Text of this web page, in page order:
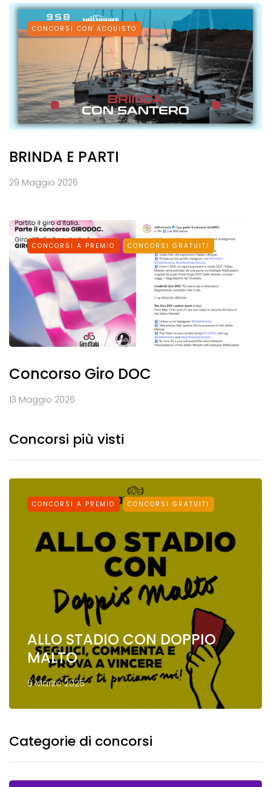
CONCORSI CON ACQUISTO
BRINDA E PARTI
29 Maggio 2026
CONCORSI A PREMIO CONCORSI GRATUITI
Concorso Giro DOC
13 Maggio 2026
Concorsi più visti
CONCORSI A PREMIO CONCORSI GRATUITI
ALLO STADIO CON DOPPIO
MALTO
6 Marzo 2025
Categorie di concorsi